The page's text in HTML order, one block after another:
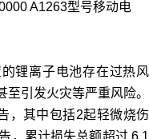
A1263型号移动电
锂离子电池存在过热风
引发火灾等严重风险。
，其中包括2起轻微烧伤
，累计损失总额超过 6.1